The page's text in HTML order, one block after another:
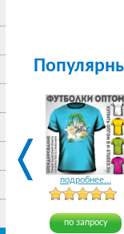
подробнее...
по запросу